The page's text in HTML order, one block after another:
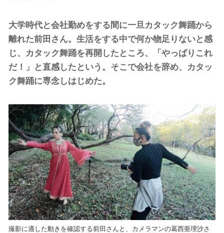
大学時代と会社勤めをする間に一旦カタック舞踊から
離れた前田さん。生活をする中で何か物足りないと感
じ、カタック舞踊を再開したところ、「やっぱりこれ
だ！」と直感したという。そこで会社を辞め、カタッ
ク舞踊に専念しはじめた。
撮影に適した動きを確認する前田さんと、カメラマンの葛西亜理沙さ